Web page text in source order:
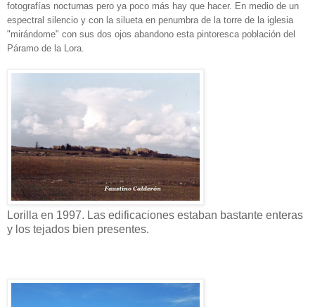
fotografías nocturnas pero ya poco más hay que hacer. En medio de un
espectral silencio y con la silueta en penumbra de la torre de la iglesia
"mirándome" con sus dos ojos abandono esta pintoresca población del
Páramo de la Lora.
Lorilla en 1997. Las edificaciones estaban bastante enteras
y los tejados bien presentes.